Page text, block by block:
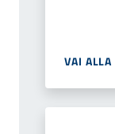
VAI